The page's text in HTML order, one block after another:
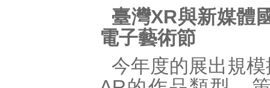
臺灣XR與新媒體
電子藝術節
今年度的展出規